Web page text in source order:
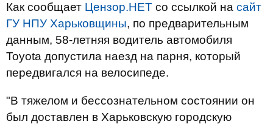
Как сообщает Цензор.НЕТ со ссылкой на сайт
ГУ НПУ Харьковщины, по предварительным
данным, 58-летняя водитель автомобиля
Toyota допустила наезд на парня, который
передвигался на велосипеде.
"В тяжелом и бессознательном состоянии он
был доставлен в Харьковскую городскую